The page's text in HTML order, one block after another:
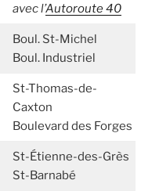
avec l’Autoroute 40
Boul. St-Michel
Boul. Industriel
St-Thomas-de-
Caxton
Boulevard des Forges
St-Étienne-des-Grès
St-Barnabé